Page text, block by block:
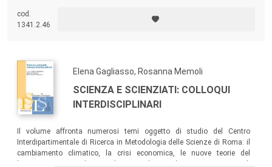
professionali specifiche: operai, impiegati privati, lavoratori autonomi e
indipendenti, impiegati pubblici, precari.
cod.
1341.2.46
Elena Gagliasso, Rosanna Memoli
SCIENZA E SCIENZIATI: COLLOQUI
INTERDISCIPLINARI
Il volume affronta numerosi temi oggetto di studio del Centro
Interdipartimentale di Ricerca in Metodologia delle Scienze di Roma: il
cambiamento climatico, la crisi economica, le nuove teorie del